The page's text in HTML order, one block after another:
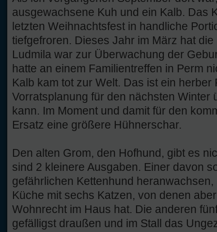
ausgewachsene Kuh und ein Kalb. Das
letzten Weihnachtsfest in handliche
tiefgefroren. Dieses Jahr im März hat
Ludmila war zur Überwachung der
hatte an einem Familientreffen in Perm
Kalb kam tot zur Welt. Das ist ein
Vorratsplanung für den nächsten Winter
kann. Im Moment und damit für den
Ersatz eine größere Hühnerschar.
Den alten Grom, den Hofhund, gibt es
sind 2 kleinere Ausgaben. Einer davon
gefährlichen Kettenhund
Küche mit sechs Katzen, von denen
Wohnrecht im Haus hat. Die anderen
gefälligst draußen und im Stall das